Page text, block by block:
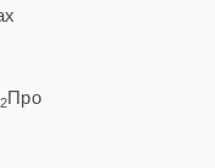
2Про